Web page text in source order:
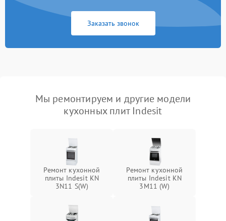
Заказать звонок
Мы ремонтируем и другие модели
кухонных плит Indesit
Ремонт кухонной
плиты Indesit KN
3N11 S(W)
Ремонт кухонной
плиты Indesit KN
3M11 (W)